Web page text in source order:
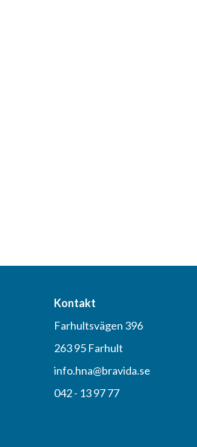
Kontakt
Farhultsvägen 396
263 95 Farhult
info.hna@bravida.se
042 - 13 97 77